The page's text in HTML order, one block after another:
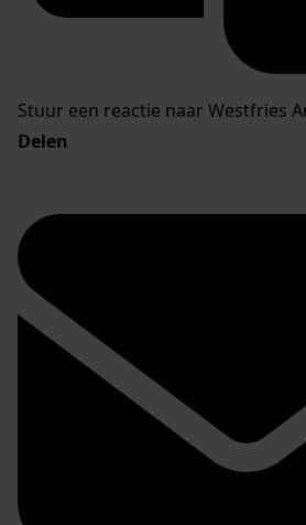
Stuur een reactie naar Westfries
Delen